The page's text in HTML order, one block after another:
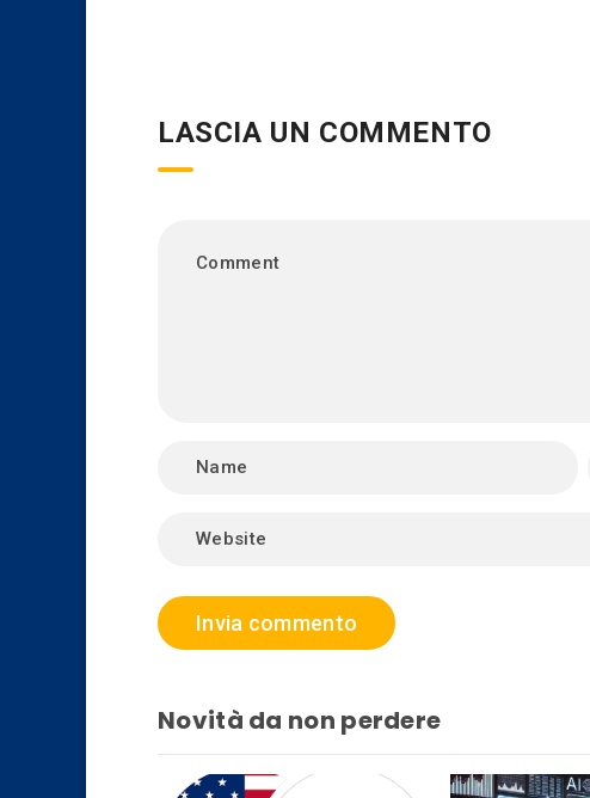
LASCIA UN COMMENTO
Novità da non perdere